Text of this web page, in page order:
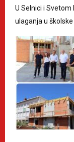
U Selnici i
ulaganja u